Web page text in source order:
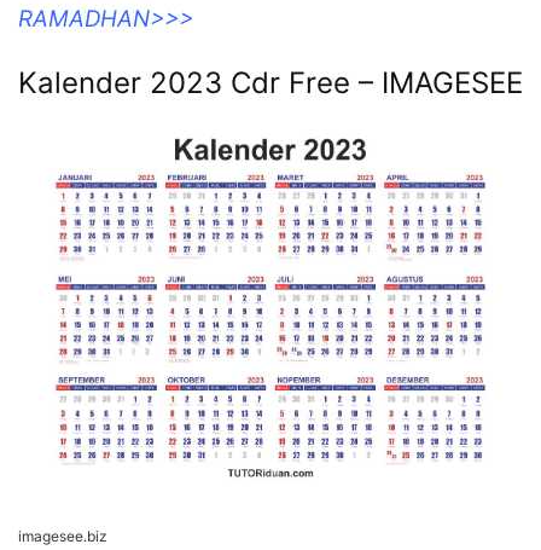
RAMADHAN>>>
Kalender 2023 Cdr Free – IMAGESEE
imagesee.biz